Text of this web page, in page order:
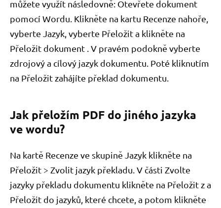
můžete využít následovně: Otevřete dokument
pomocí Wordu. Klikněte na kartu Recenze nahoře,
vyberte Jazyk, vyberte Přeložit a klikněte na
Přeložit dokument . V pravém podokně vyberte
zdrojový a cílový jazyk dokumentu. Poté kliknutím
na Přeložit zahájíte překlad dokumentu.
Jak přeložím PDF do jiného jazyka
ve wordu?
Na kartě Recenze ve skupině Jazyk klikněte na
Přeložit > Zvolit jazyk překladu. V části Zvolte
jazyky překladu dokumentu klikněte na Přeložit z a
Přeložit do jazyků, které chcete, a potom klikněte